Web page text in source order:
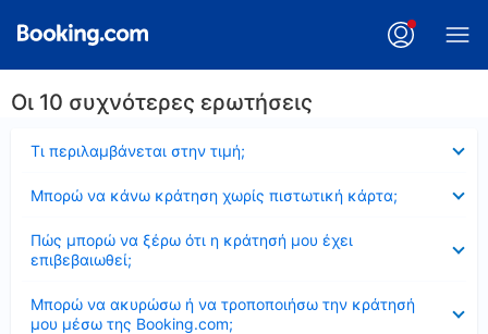
Οι 10 συχνότερες ερωτήσεις
Τι περιλαμβάνεται στην τιμή;
Μπορώ να κάνω κράτηση χωρίς πιστωτική κάρτα;
Πώς μπορώ να ξέρω ότι η κράτησή μου έχει
επιβεβαιωθεί;
Μπορώ να ακυρώσω ή να τροποποιήσω την κράτησή
μου μέσω της Booking.com;